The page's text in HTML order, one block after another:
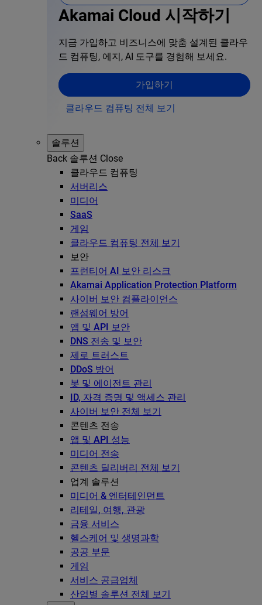
Akamai Cloud 시작하기
지금 가입하고 비즈니스에 맞춤 설계된 클라우
드 컴퓨팅, 에지, AI 도구를 경험해 보세요.
가입하기
클라우드 컴퓨팅 전체 보기
솔루션
Back 솔루션 Close
클라우드 컴퓨팅
서버리스
미디어
SaaS
게임
클라우드 컴퓨팅 전체 보기
보안
프런티어 AI 보안 리스크
Akamai Application Protection Platform
사이버 보안 컴플라이언스
랜섬웨어 방어
앱 및 API 보안
DNS 전송 및 보안
제로 트러스트
DDoS 방어
봇 및 에이전트 관리
ID, 자격 증명 및 액세스 관리
사이버 보안 전체 보기
콘텐츠 전송
앱 및 API 성능
미디어 전송
콘텐츠 딜리버리 전체 보기
업계 솔루션
미디어 & 엔터테인먼트
리테일, 여행, 관광
금융 서비스
헬스케어 및 생명과학
공공 부문
게임
서비스 공급업체
산업별 솔루션 전체 보기